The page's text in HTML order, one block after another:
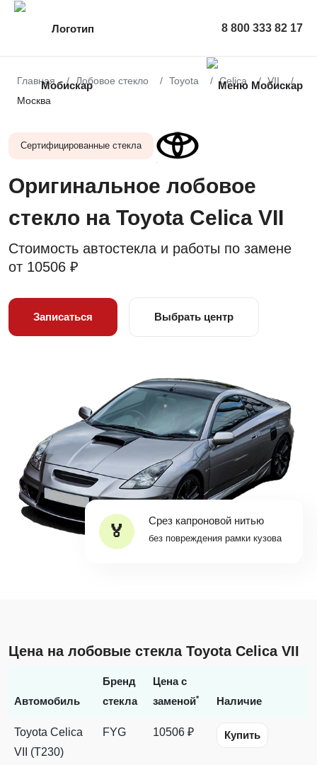
8 800 333 82 17
Главная Лобовое стекло Toyota Celica
VII
Москва
Сертифицированные стекла
Оригинальное лобовое
стекло на Toyota Celica VII
Стоимость автостекла и работы по замене
от 10506 ₽
Записаться Выбрать центр
Срез капроновой нитью
без повреждения рамки кузова
Цена на лобовые стекла Toyota Celica VII
Автомобиль
Бренд
стекла
Цена с
заменой* Наличие
Toyota Celica
VII (T230)
FYG 10506 ₽ Купить